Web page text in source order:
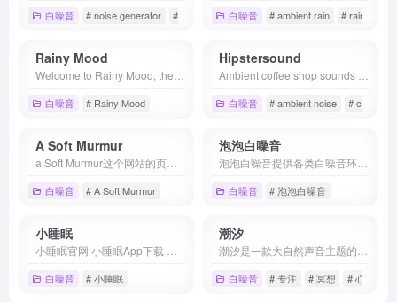
白噪音 # noise generator # ocean noise # sea sounds
白噪音 # ambient rain # rain noise
Rainy Mood
白噪音 # Rainy Mood
Hipstersound
白噪音 # ambient noise # cafe
A Soft Murmur
白噪音 # A Soft Murmur
泡泡白噪音
白噪音 # 泡泡白噪音
小睡眠
白噪音 # 小睡眠
潮汐
白噪音 # 专注 # 冥想 # 心流